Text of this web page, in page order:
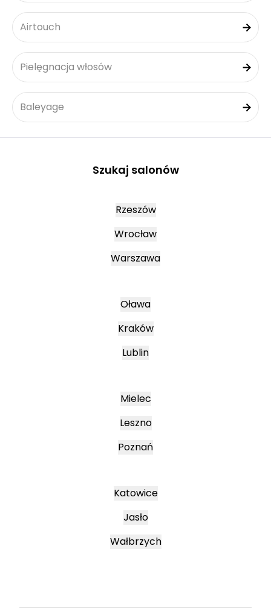
Airtouch
Pielęgnacja włosów
Baleyage
Szukaj salonów
Rzeszów
Wrocław
Warszawa
Oława
Kraków
Lublin
Mielec
Leszno
Poznań
Katowice
Jasło
Wałbrzych